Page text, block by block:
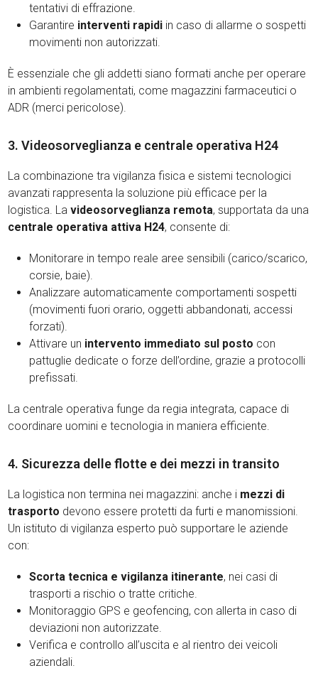
tentativi di effrazione.
Garantire interventi rapidi in caso di allarme o sospetti
movimenti non autorizzati.
È essenziale che gli addetti siano formati anche per operare
in ambienti regolamentati, come magazzini farmaceutici o
ADR (merci pericolose).
3. Videosorveglianza e centrale operativa H24
La combinazione tra vigilanza fisica e sistemi tecnologici
avanzati rappresenta la soluzione più efficace per la
logistica. Lavideosorveglianza remota, supportata da una
centrale operativa attiva H24, consente di:
Monitorare in tempo reale aree sensibili (carico/scarico,
corsie, baie).
Analizzare automaticamente comportamenti sospetti
(movimenti fuori orario, oggetti abbandonati, accessi
forzati).
Attivare un intervento immediato sul posto con
pattuglie dedicate o forze dell’ordine, grazie a protocolli
prefissati.
La centrale operativa funge da regia integrata, capace di
coordinare uomini e tecnologia in maniera efficiente.
4. Sicurezza delle flotte e dei mezzi in transito
La logistica non termina nei magazzini: anche i mezzi di
trasporto devono essere protetti da furti e manomissioni.
Un istituto di vigilanza esperto può supportare le aziende
con:
Scorta tecnica e vigilanza itinerante, nei casi di
trasporti a rischio o tratte critiche.
Monitoraggio GPS e geofencing, con allerta in caso di
deviazioni non autorizzate.
Verifica e controllo all’uscita e al rientro dei veicoli
aziendali.